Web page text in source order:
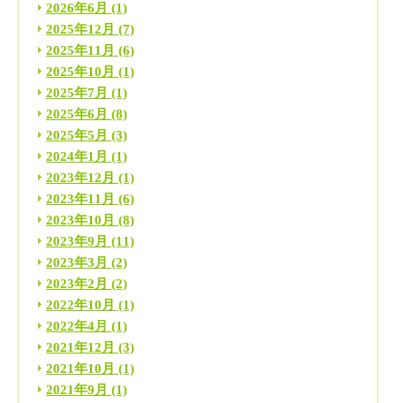
2026年6月 (1)
2025年12月 (7)
2025年11月 (6)
2025年10月 (1)
2025年7月 (1)
2025年6月 (8)
2025年5月 (3)
2024年1月 (1)
2023年12月 (1)
2023年11月 (6)
2023年10月 (8)
2023年9月 (11)
2023年3月 (2)
2023年2月 (2)
2022年10月 (1)
2022年4月 (1)
2021年12月 (3)
2021年10月 (1)
2021年9月 (1)